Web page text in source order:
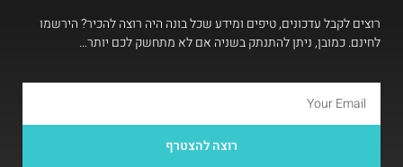
רוצים לקבל עדכונים, טיפים ומידע שכל בונה היה רוצה להכיר? הירשמו
לחינם. כמובן, ניתן להתנתק בשניה אם לא מתחשק לכם יותר…
רוצה להצטרף